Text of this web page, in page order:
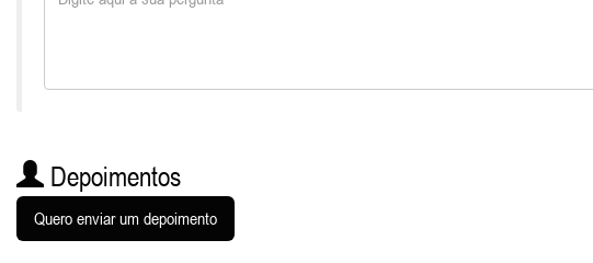
Depoimentos
Quero enviar um depoimento